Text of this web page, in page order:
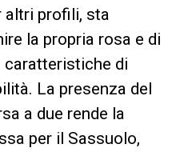
altri profili, sta
la propria rosa e di
caratteristiche di
La presenza del
a due rende la
per il Sassuolo,